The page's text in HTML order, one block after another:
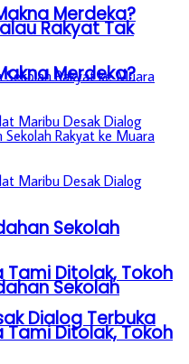
Merdeka?
Sekolah
Tami Ditolak, Tokoh
Dialog Terbuka
Rakyat Tak
Merdeka?
Sekolah
Tami Ditolak, Tokoh